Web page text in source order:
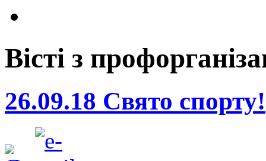
Вісті з
26.09.18 Свято спорту!